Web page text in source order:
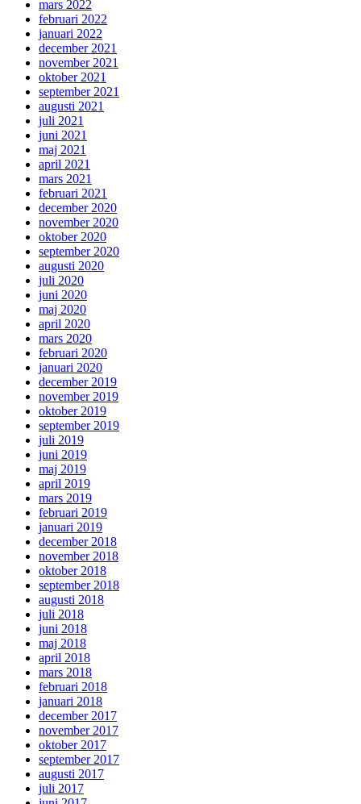
mars 2022
februari 2022
januari 2022
december 2021
november 2021
oktober 2021
september 2021
augusti 2021
juli 2021
juni 2021
maj 2021
april 2021
mars 2021
februari 2021
december 2020
november 2020
oktober 2020
september 2020
augusti 2020
juli 2020
juni 2020
maj 2020
april 2020
mars 2020
februari 2020
januari 2020
december 2019
november 2019
oktober 2019
september 2019
juli 2019
juni 2019
maj 2019
april 2019
mars 2019
februari 2019
januari 2019
december 2018
november 2018
oktober 2018
september 2018
augusti 2018
juli 2018
juni 2018
maj 2018
april 2018
mars 2018
februari 2018
januari 2018
december 2017
november 2017
oktober 2017
september 2017
augusti 2017
juli 2017